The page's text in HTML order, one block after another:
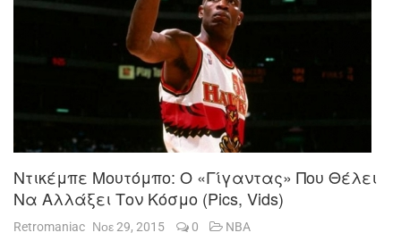
Ντικέμπε Μουτόμπο: Ο «γίγαντας» Που Θέλει
Να Αλλάξει Τον Κόσμο (pics, Vids)
Retromaniac Νοε 29, 2015 0 NBA